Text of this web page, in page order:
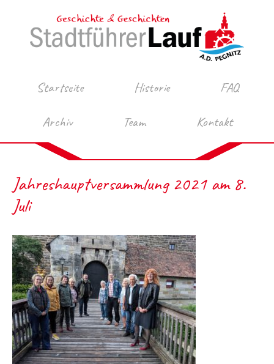
Startseite Historie
FAQ
Archiv
Team Kontakt
Jahreshauptversammlung 2021 am 8.
Juli